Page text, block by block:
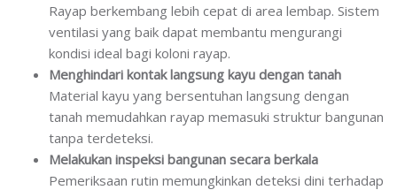
Rayap berkembang lebih cepat di area lembap. Sistem
ventilasi yang baik dapat membantu mengurangi
kondisi ideal bagi koloni rayap.
Menghindari kontak langsung kayu dengan tanah
Material kayu yang bersentuhan langsung dengan
tanah memudahkan rayap memasuki struktur bangunan
tanpa terdeteksi.
Melakukan inspeksi bangunan secara berkala
Pemeriksaan rutin memungkinkan deteksi dini terhadap